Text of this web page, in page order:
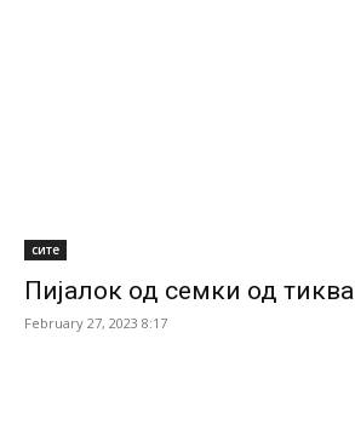
сите
Пијалок од семки од тиква
February 27, 2023 8:17